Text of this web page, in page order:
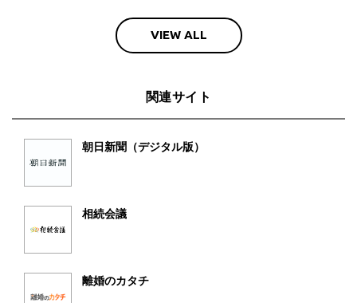
VIEW ALL
関連サイト
朝日新聞（デジタル版）
相続会議
離婚のカタチ